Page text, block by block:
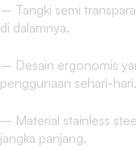
– Tangki semi
di dalamnya.
– Desain ergonomis
penggunaan sehari-hari.
– Material stainless
jangka panjang.